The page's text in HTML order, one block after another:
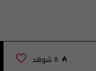
8 شوهد